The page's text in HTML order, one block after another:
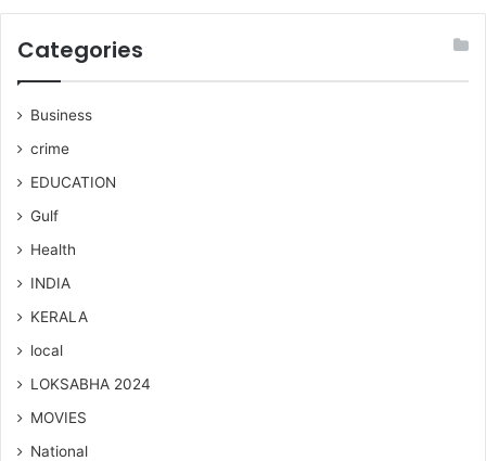
Categories
Business
crime
EDUCATION
Gulf
Health
INDIA
KERALA
local
LOKSABHA 2024
MOVIES
National